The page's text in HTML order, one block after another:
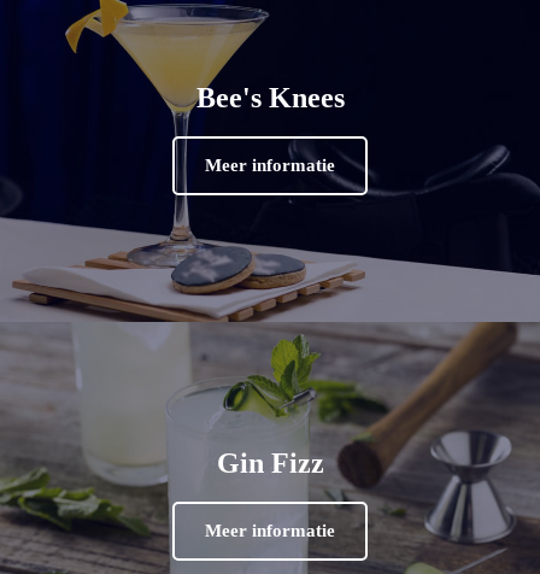
Bee's Knees
Meer informatie
Gin Fizz
Meer informatie